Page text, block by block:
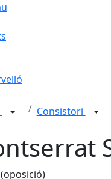
Consistori